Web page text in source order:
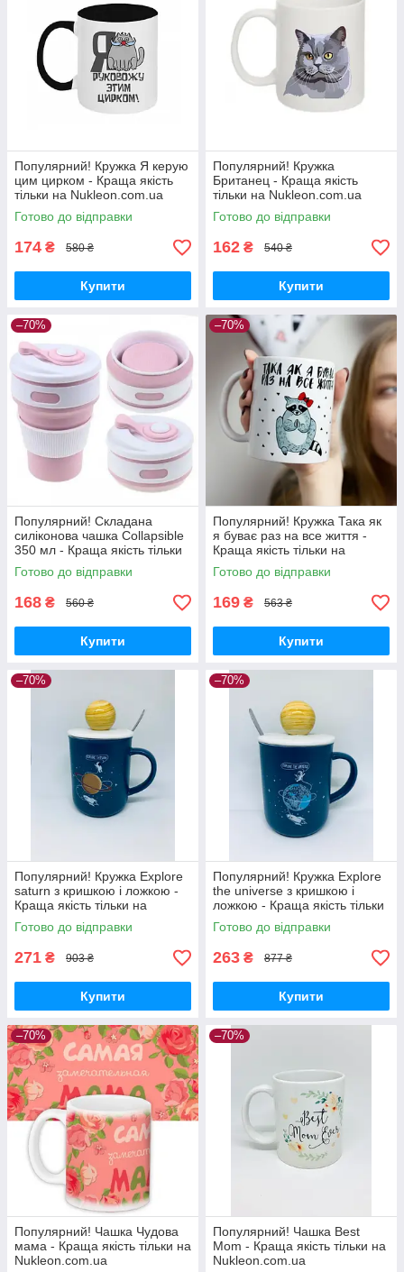
Популярний! Кружка Я керую
цим цирком - Краща якість
тільки на Nukleon.com.ua
Готово до відправки
174 ₴ 580 ₴
Купити
Популярний! Кружка
Британец - Краща якість
тільки на Nukleon.com.ua
Готово до відправки
162 ₴ 540 ₴
Купити
–70%
Популярний! Складана
силіконова чашка Collapsible
350 мл - Краща якість тільки
на Nukleon.com.ua
Готово до відправки
168 ₴ 560 ₴
Купити
–70%
Популярний! Кружка Така як
я буває раз на все життя -
Краща якість тільки на
Nukleon.com.ua
Готово до відправки
169 ₴ 563 ₴
Купити
–70%
Популярний! Кружка Explore
saturn з кришкою і ложкою -
Краща якість тільки на
Nukleon.com.ua
Готово до відправки
271 ₴ 903 ₴
Купити
–70%
Популярний! Кружка Explore
the universe з кришкою і
ложкою - Краща якість тільки
на Nukleon.com.ua
Готово до відправки
263 ₴ 877 ₴
Купити
–70%
Популярний! Чашка Чудова
мама - Краща якість тільки на
Nukleon.com.ua
–70%
Популярний! Чашка Best
Mom - Краща якість тільки на
Nukleon.com.ua